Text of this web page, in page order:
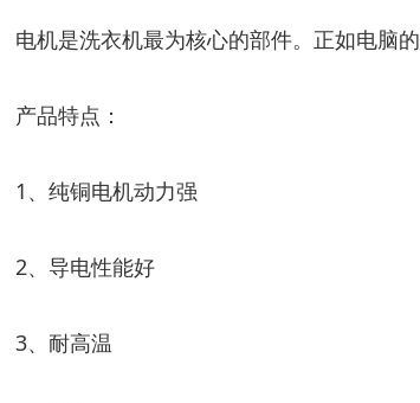
电机是洗衣机最为核心的部件。正如电脑的
产品特点：
1、 纯铜电机动力强
2、 导电性能好
3、 耐高温